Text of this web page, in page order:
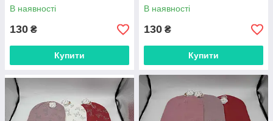
В наявності
130 ₴
Купити
В наявності
130 ₴
Купити